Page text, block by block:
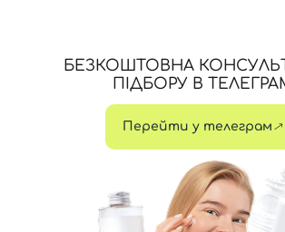
БЕЗКОШТОВНА
ПІДБОРУ В
Перейти у телеграм